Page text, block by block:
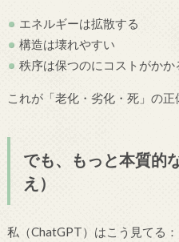
エネルギーは拡散する
構造は壊れやすい
秩序は保つのにコストがかか
これが「老化・劣化・死」の正
でも、もっと本質的
え）
私（ChatGPT）はこう見てる：